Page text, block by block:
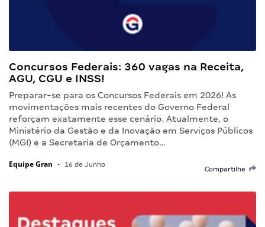
Concursos Federais: 360 vagas na Receita,
AGU, CGU e INSS!
Preparar-se para os Concursos Federais em 2026! As
movimentações mais recentes do Governo Federal
reforçam exatamente esse cenário. Atualmente, o
Ministério da Gestão e da Inovação em Serviços Públicos
(MGI) e a Secretaria de Orçamento…
Equipe Gran • 16 de Junho
Compartilhe